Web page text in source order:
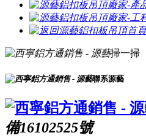
掃一掃
聯系源藝
備16102525號